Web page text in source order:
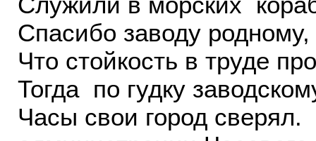
Спасибо заводу родному,
Что стойкость в труде
Тогда по гудку
Часы свои